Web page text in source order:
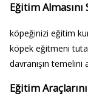
Eğitim Almasını
köpeğinizi eğitim
köpek eğitmeni
davranışın
Eğitim